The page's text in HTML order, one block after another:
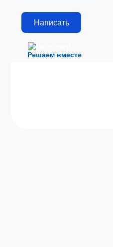
Решаем вместе
Написать